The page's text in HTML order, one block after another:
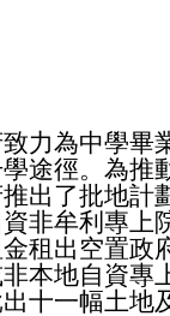
為中學畢業
途徑。為推
出了批地計
非牟利專上
租出空置政
本地自資專
十一幅土地